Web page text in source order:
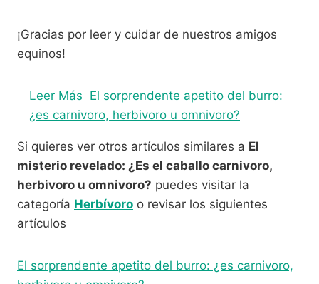
¡Gracias por leer y cuidar de nuestros amigos
equinos!
Leer Más El sorprendente apetito del burro:
¿es carnivoro, herbivoro u omnivoro?
Si quieres ver otros artículos similares a El
misterio revelado: ¿Es el caballo carnivoro,
herbivoro u omnivoro? puedes visitar la
categoría Herbívoro o revisar los siguientes
artículos
El sorprendente apetito del burro: ¿es carnivoro,